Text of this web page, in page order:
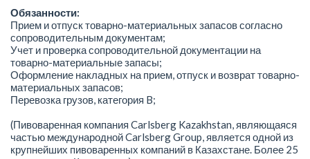
Обязанности:
Прием и отпуск товарно-материальных запасов согласно
сопроводительным документам;
Учет и проверка сопроводительной документации на
товарно-материальные запасы;
Оформление накладных на прием, отпуск и возврат товарно-
материальных запасов;
Перевозка грузов, категория B;
(Пивоваренная компания Carlsberg Kazakhstan, являющаяся
частью международной Carlsberg Group, является одной из
крупнейших пивоваренных компаний в Казахстане. Более 25